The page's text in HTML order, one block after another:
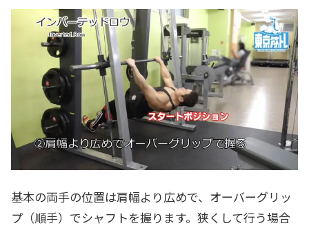
基本の両手の位置は肩幅より広めで、オーバーグリッ
プ（順手）でシャフトを握ります。狭くして行う場合